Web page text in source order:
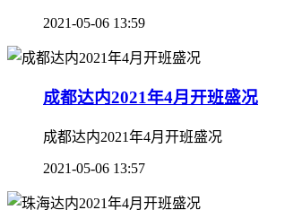
2021-05-06 13:59
成都达内2021年4月开班盛况
成都达内2021年4月开班盛况
2021-05-06 13:57